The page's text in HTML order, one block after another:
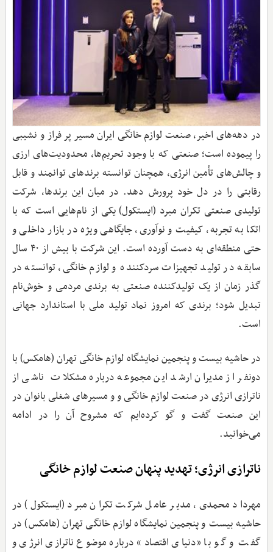
در دهه‌های اخیر، صنعت لوازم خانگی ایران مسیر پر فراز و نشیبی
را پیموده است؛ صنعتی که با وجود تحریم‌ها، محدودیت‌های ارزی
و چالش‌های تأمین انرژی، همچنان توانسته برندهای توانمند و قابل
رقابتی را در دل خود پرورش دهد. در میان این برندها، شرکت
تولیدی صنعتی تکران مبرد (ایستکول) یکی از نام‌هایی است که با
اتکا به تجربه، کیفیت و نوآوری، جایگاهی ویژه در بازار داخلی و
حتی منطقه‌ای به دست آورده است. این شرکت با بیش از ۴۰ سال
سابقه در تولید تجهیزات سردکننده و لوازم خانگی، توانسته در
گذر زمان از یک تولیدکننده صنعتی به برندی مردمی و خوش‌نام
تبدیل شود؛ برندی که امروز نماد تولید ملی با استاندارد جهانی
است.
در حاشیه بیست و پنجمین نمایشگاه لوازم خانگی تهران (هامکس) با
دونفر از مدیران ارشد این مجموعه درباره مشکلات ناشی از
ناترازی انرژی در صنعت لوازم خانگی و و مسیرهای شغلی بانوان در
این صنعت گفت و گو کرده‌‎ایم که مشروح آن را در ادامه
می‌خوانید.
ناترازی انرژی؛ تهدید پنهان صنعت لوازم خانگی
مهرداد محمدی، ‌مدیر عامل شرکت تکران مبرد (ایستکول) در
حاشیه بیست و پنجمین نمایشگاه لوازم خانگی تهران (هامکس) در
گفت و گو با «دنیای اقتصاد» درباره موضوع ناترازی انرژی و